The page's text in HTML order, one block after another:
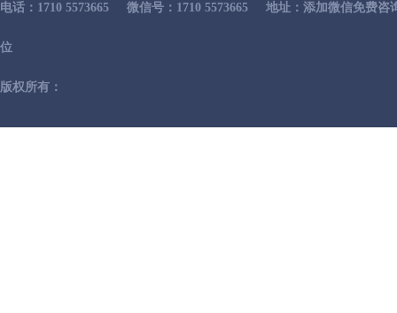
电话：1710 5573665 微信号：1710 5573665 地址：添加微信免费咨
位
版权所有：